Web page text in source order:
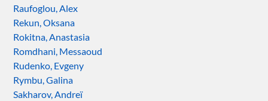
Raufoglou, Alex
Rekun, Oksana
Rokitna, Anastasia
Romdhani, Messaoud
Rudenko, Evgeny
Rymbu, Galina
Sakharov, Andreï